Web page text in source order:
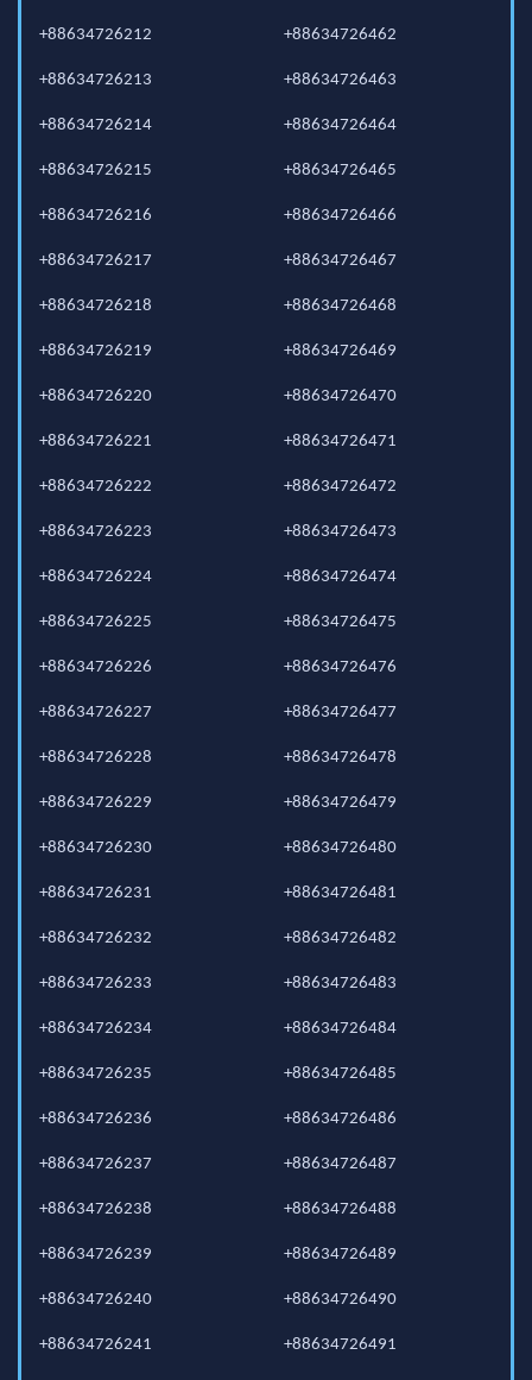
+88634726212
+88634726213
+88634726214
+88634726215
+88634726216
+88634726217
+88634726218
+88634726219
+88634726220
+88634726221
+88634726222
+88634726223
+88634726224
+88634726225
+88634726226
+88634726227
+88634726228
+88634726229
+88634726230
+88634726231
+88634726232
+88634726233
+88634726234
+88634726235
+88634726236
+88634726237
+88634726238
+88634726239
+88634726240
+88634726241
+88634726462
+88634726463
+88634726464
+88634726465
+88634726466
+88634726467
+88634726468
+88634726469
+88634726470
+88634726471
+88634726472
+88634726473
+88634726474
+88634726475
+88634726476
+88634726477
+88634726478
+88634726479
+88634726480
+88634726481
+88634726482
+88634726483
+88634726484
+88634726485
+88634726486
+88634726487
+88634726488
+88634726489
+88634726490
+88634726491